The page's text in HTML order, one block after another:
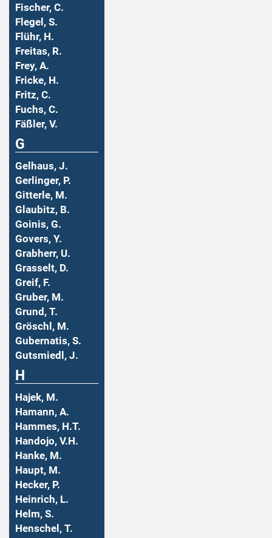
Fischer, C.
Flegel, S.
Flühr, H.
Freitas, R.
Frey, A.
Fricke, H.
Fritz, C.
Fuchs, C.
Fäßler, V.
G
Gelhaus, J.
Gerlinger, P.
Gitterle, M.
Glaubitz, B.
Goinis, G.
Govers, Y.
Grabherr, U.
Grasselt, D.
Greif, F.
Gruber, M.
Grund, T.
Gröschl, M.
Gubernatis, S.
Gutsmiedl, J.
H
Hajek, M.
Hamann, A.
Hammes, H.T.
Handojo, V.H.
Hanke, M.
Haupt, M.
Hecker, P.
Heinrich, L.
Helm, S.
Henschel, T.